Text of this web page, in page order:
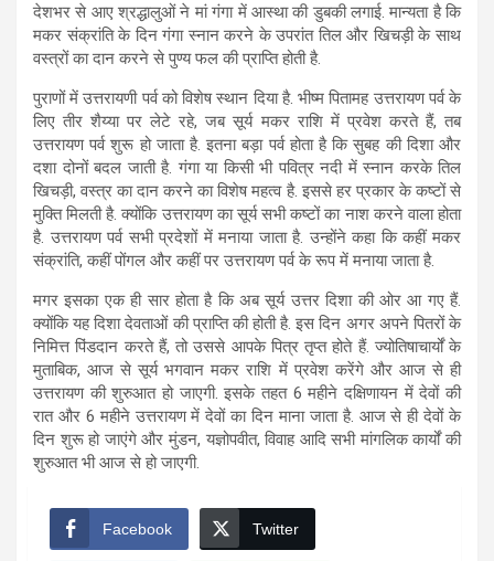
देशभर से आए श्रद्धालुओं ने मां गंगा में आस्था की डुबकी लगाई. मान्यता है कि
मकर संक्रांति के दिन गंगा स्नान करने के उपरांत तिल और खिचड़ी के साथ
वस्त्रों का दान करने से पुण्य फल की प्राप्ति होती है.
पुराणों में उत्तरायणी पर्व को विशेष स्थान दिया है. भीष्म पितामह उत्तरायण पर्व के
लिए तीर शैय्या पर लेटे रहे, जब सूर्य मकर राशि में प्रवेश करते हैं, तब
उत्तरायण पर्व शुरू हो जाता है. इतना बड़ा पर्व होता है कि सुबह की दिशा और
दशा दोनों बदल जाती है. गंगा या किसी भी पवित्र नदी में स्नान करके तिल
खिचड़ी, वस्त्र का दान करने का विशेष महत्व है. इससे हर प्रकार के कष्टों से
मुक्ति मिलती है. क्योंकि उत्तरायण का सूर्य सभी कष्टों का नाश करने वाला होता
है. उत्तरायण पर्व सभी प्रदेशों में मनाया जाता है. उन्होंने कहा कि कहीं मकर
संक्रांति, कहीं पोंगल और कहीं पर उत्तरायण पर्व के रूप में मनाया जाता है.
मगर इसका एक ही सार होता है कि अब सूर्य उत्तर दिशा की ओर आ गए हैं.
क्योंकि यह दिशा देवताओं की प्राप्ति की होती है. इस दिन अगर अपने पितरों के
निमित्त पिंडदान करते हैं, तो उससे आपके पित्र तृप्त होते हैं. ज्योतिषाचार्यों के
मुताबिक, आज से सूर्य भगवान मकर राशि में प्रवेश करेंगे और आज से ही
उत्तरायण की शुरुआत हो जाएगी. इसके तहत 6 महीने दक्षिणायन में देवों की
रात और 6 महीने उत्तरायण में देवों का दिन माना जाता है. आज से ही देवों के
दिन शुरू हो जाएंगे और मुंडन, यज्ञोपवीत, विवाह आदि सभी मांगलिक कार्यों की
शुरुआत भी आज से हो जाएगी.
Facebook Twitter